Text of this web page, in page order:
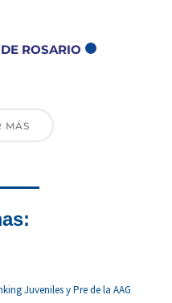
ROSARIO
MÁS
Juveniles y Pre de la AAG